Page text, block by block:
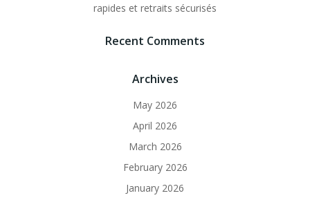
rapides et retraits sécurisés
Recent Comments
Archives
May 2026
April 2026
March 2026
February 2026
January 2026